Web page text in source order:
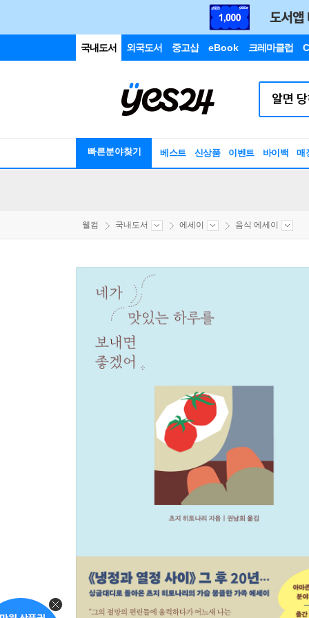
국내도서 외국도서 중고샵 eBook 크레마클럽
빠른분야찾기 베스트 신상품 이벤트 바이백 매
웰컴 국내도서 에세이 음식 에세이